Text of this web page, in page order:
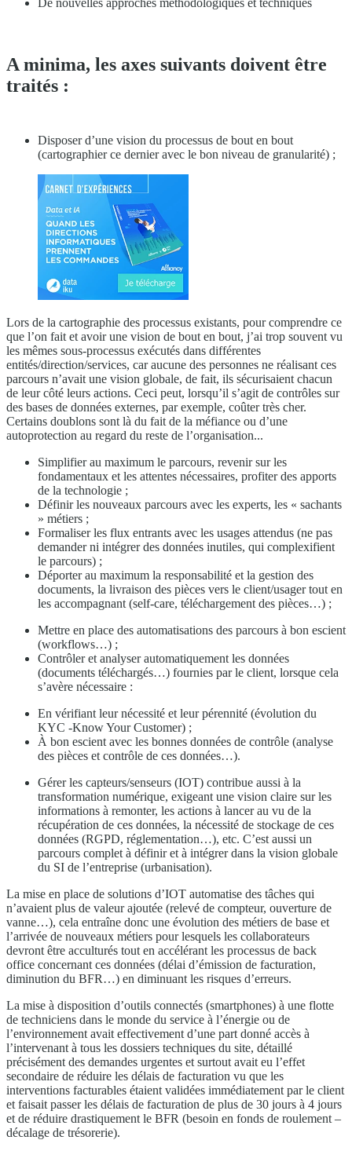
A minima, les axes suivants doivent être
traités :
Disposer d’une vision du processus de bout en bout
(cartographier ce dernier avec le bon niveau de granularité) ;
Lors de la cartographie des processus existants, pour comprendre ce
que l’on fait et avoir une vision de bout en bout, j’ai trop souvent vu
les mêmes sous-processus exécutés dans différentes
entités/direction/services, car aucune des personnes ne réalisant ces
parcours n’avait une vision globale, de fait, ils sécurisaient chacun
de leur côté leurs actions. Ceci peut, lorsqu’il s’agit de contrôles sur
des bases de données externes, par exemple, coûter très cher.
Certains doublons sont là du fait de la méfiance ou d’une
autoprotection au regard du reste de l’organisation...
Simplifier au maximum le parcours, revenir sur les
fondamentaux et les attentes nécessaires, profiter des apports
de la technologie ;
Définir les nouveaux parcours avec les experts, les « sachants
» métiers ;
Formaliser les flux entrants avec les usages attendus (ne pas
demander ni intégrer des données inutiles, qui complexifient
le parcours) ;
Déporter au maximum la responsabilité et la gestion des
documents, la livraison des pièces vers le client/usager tout en
les accompagnant (self-care, téléchargement des pièces…) ;
Mettre en place des automatisations des parcours à bon escient
(workflows…) ;
Contrôler et analyser automatiquement les données
(documents téléchargés…) fournies par le client, lorsque cela
s’avère nécessaire :
En vérifiant leur nécessité et leur pérennité (évolution du
KYC -Know Your Customer) ;
À bon escient avec les bonnes données de contrôle (analyse
des pièces et contrôle de ces données…).
Gérer les capteurs/senseurs (IOT) contribue aussi à la
transformation numérique, exigeant une vision claire sur les
informations à remonter, les actions à lancer au vu de la
récupération de ces données, la nécessité de stockage de ces
données (RGPD, réglementation…), etc. C’est aussi un
parcours complet à définir et à intégrer dans la vision globale
du SI de l’entreprise (urbanisation).
La mise en place de solutions d’IOT automatise des tâches qui
n’avaient plus de valeur ajoutée (relevé de compteur, ouverture de
vanne…), cela entraîne donc une évolution des métiers de base et
l’arrivée de nouveaux métiers pour lesquels les collaborateurs
devront être acculturés tout en accélérant les processus de back
office concernant ces données (délai d’émission de facturation,
diminution du BFR…) en diminuant les risques d’erreurs.
La mise à disposition d’outils connectés (smartphones) à une flotte
de techniciens dans le monde du service à l’énergie ou de
l’environnement avait effectivement d’une part donné accès à
l’intervenant à tous les dossiers techniques du site, détaillé
précisément des demandes urgentes et surtout avait eu l’effet
secondaire de réduire les délais de facturation vu que les
interventions facturables étaient validées immédiatement par le client
et faisait passer les délais de facturation de plus de 30 jours à 4 jours
et de réduire drastiquement le BFR (besoin en fonds de roulement –
décalage de trésorerie).